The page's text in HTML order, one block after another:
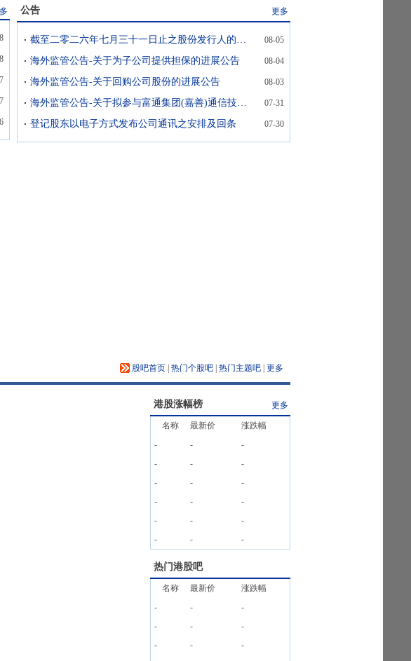
公告 更多
截至二零二六年七月三十一日止之股份发行人的证券变动月报表 08-05
海外监管公告-关于为子公司提供担保的进展公告 08-04
海外监管公告-关于回购公司股份的进展公告 08-03
海外监管公告-关于拟参与富通集团(嘉善)通信技术有限公司重整投资的进展公告 07-31
登记股东以电子方式发布公司通讯之安排及回条 07-30
股吧首页 热门个股吧 热门主题吧 更多
港股涨幅榜 更多
名称 最新价
涨跌幅
-
-
-
-
-
-
-
-
-
-
-
-
-
-
-
-
- -
热门港股吧
名称 最新价
涨跌幅
-
-
-
-
-
-
-
-
-